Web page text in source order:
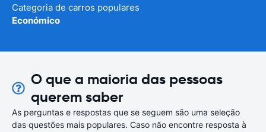
Categoria de carros populares
Económico
O que a maioria das pessoas
querem saber
As perguntas e respostas que se seguem são uma seleção
das questões mais populares. Caso não encontre resposta à